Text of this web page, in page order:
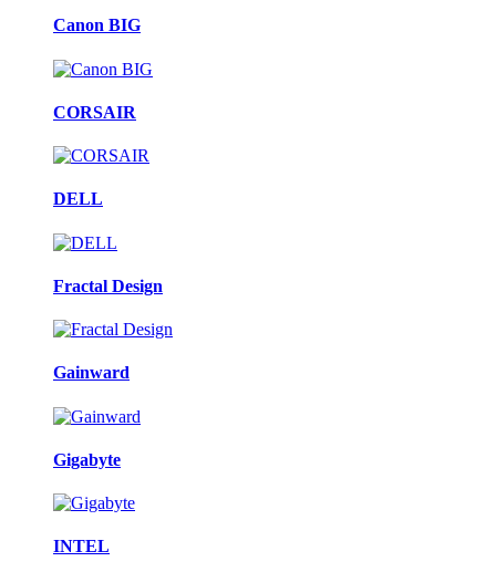
Canon BIG
CORSAIR
DELL
Fractal Design
Gainward
Gigabyte
INTEL